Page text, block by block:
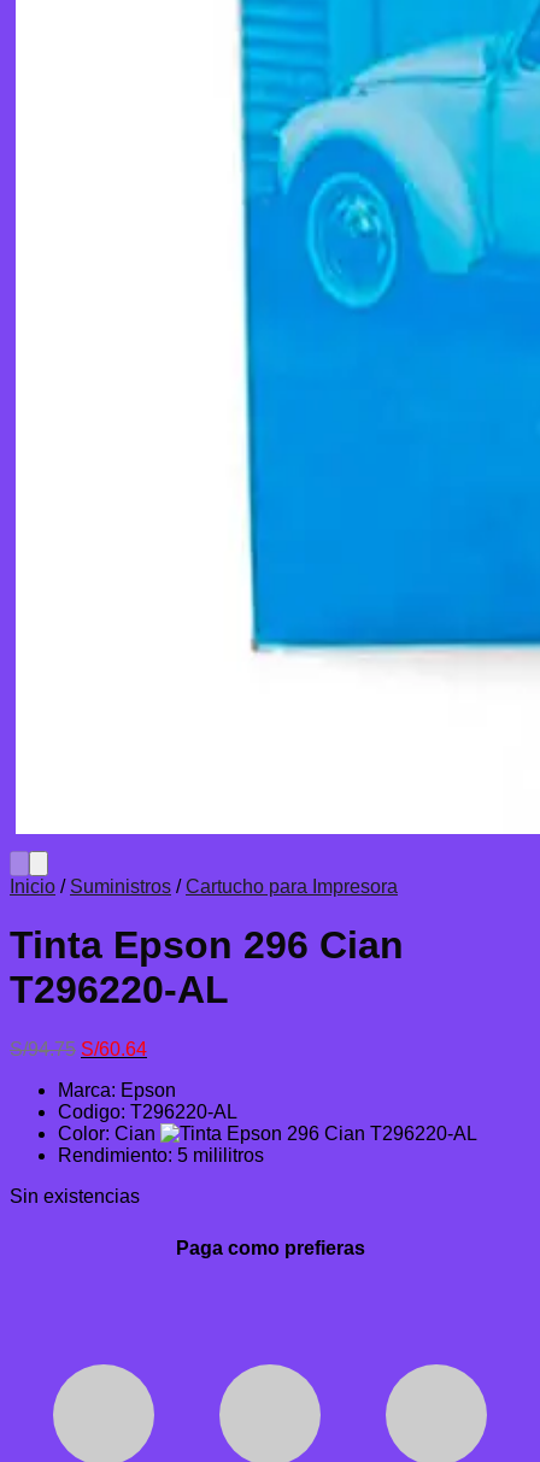
Inicio / Suministros / Cartucho para Impresora
Tinta Epson 296 Cian
T296220-AL
S/94.75 El
original
era:
S/94.75.
S/60.64El
actual
es:
S/60.64.
Marca: Epson
Codigo: T296220-AL
Color: Cian
Rendimiento: 5 mililitros
Sin existencias
Paga como prefieras